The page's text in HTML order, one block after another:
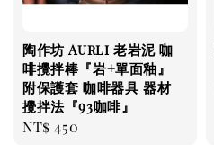
陶作坊 Aurli 老岩泥 咖
啡攪拌棒『岩+單面釉』
附保護套 咖啡器具 器材
攪拌法『93咖啡』
Regular
NT$ 450